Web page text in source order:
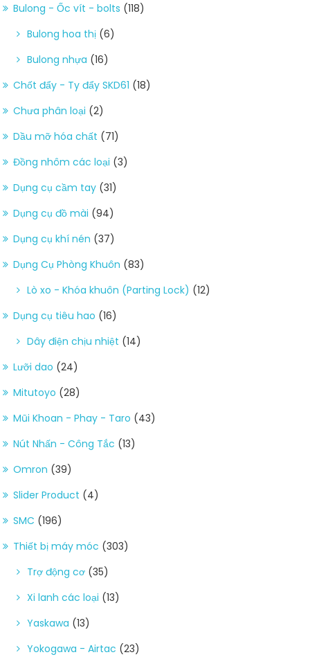
Bulong - Ốc vít - bolts (118)
Bulong hoa thị (6)
Bulong nhựa (16)
Chốt đẩy - Ty đẩy SKD61 (18)
Chưa phân loại (2)
Dầu mỡ hóa chất (71)
Đồng nhôm các loại (3)
Dụng cụ cầm tay (31)
Dụng cụ đồ mài (94)
Dụng cụ khí nén (37)
Dụng Cụ Phòng Khuôn (83)
Lò xo - Khóa khuôn (Parting Lock) (12)
Dụng cụ tiêu hao (16)
Dây điện chịu nhiệt (14)
Lưỡi dao (24)
Mitutoyo (28)
Mũi Khoan - Phay - Taro (43)
Nút Nhấn - Công Tắc (13)
Omron (39)
Slider Product (4)
SMC (196)
Thiết bị máy móc (303)
Trợ động cơ (35)
Xi lanh các loại (13)
Yaskawa (13)
Yokogawa - Airtac (23)